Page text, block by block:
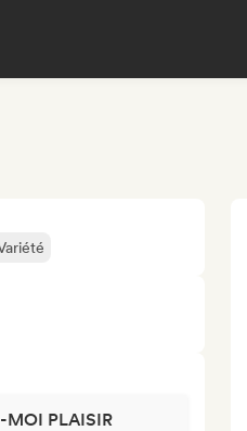
MOI PLAISIR